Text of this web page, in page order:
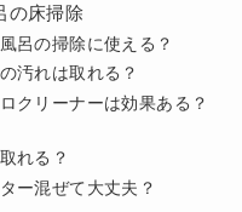
の床掃除
呂の掃除に使える？
汚れは取れる？
クリーナーは効果ある？
れる？
ー混ぜて大丈夫？